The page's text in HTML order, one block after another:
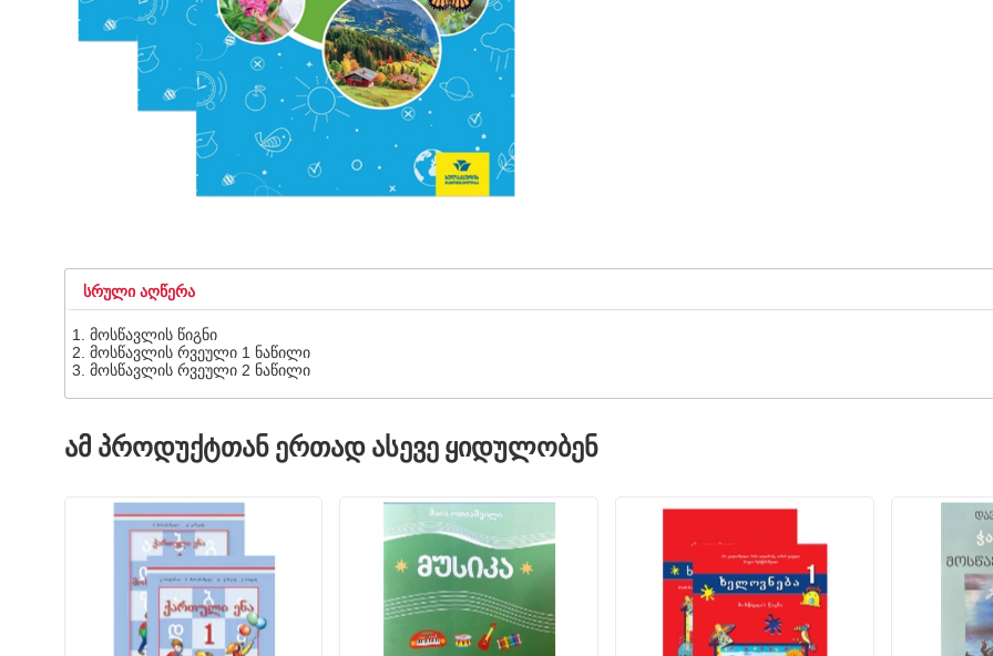
ᲡᲠᲣᲚᲘ ᲐᲦᲬᲔᲠᲐ
მოსწავლის წიგნი
მოსწავლის რვეული 1 ნაწილი
მოსწავლის რვეული 2 ნაწილი
ᲐᲛ ᲞᲠᲝᲓᲣᲥᲢᲗᲐᲜ ᲔᲠᲗᲐᲓ ᲐᲡᲔᲕᲔ ᲧᲘᲓᲣᲚᲝᲑᲔᲜ